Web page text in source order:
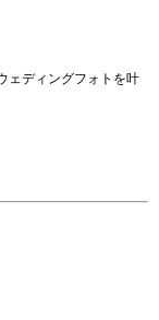
ェディングフォトを叶